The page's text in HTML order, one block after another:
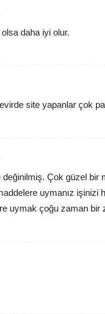
daha iyi olur.
site yapanlar çok
Çok güzel bir
uymanız işinizi
uymak çoğu zaman bir